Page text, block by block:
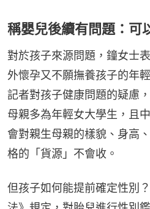
稱嬰兒後續有問題：可
對於孩子來源問題，鐘女士
外懷孕又不願撫養孩子的年
記者對孩子健康問題的疑慮
母親多為年輕女大學生，且
會對親生母親的樣貌、身高
格的「貨源」不會收。
但孩子如何能提前確定性別